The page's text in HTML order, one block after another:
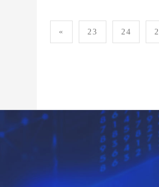
« 23 24